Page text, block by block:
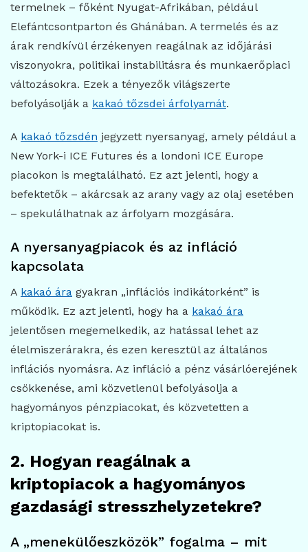
termelnek – főként Nyugat-Afrikában, például
Elefántcsontparton és Ghánában. A termelés és az
árak rendkívül érzékenyen reagálnak az időjárási
viszonyokra, politikai instabilitásra és munkaerőpiaci
változásokra. Ezek a tényezők világszerte
befolyásolják a kakaó tőzsdei árfolyamát.
A kakaó tőzsdén jegyzett nyersanyag, amely például a
New York-i ICE Futures és a londoni ICE Europe
piacokon is megtalálható. Ez azt jelenti, hogy a
befektetők – akárcsak az arany vagy az olaj esetében
– spekulálhatnak az árfolyam mozgására.
A nyersanyagpiacok és az infláció
kapcsolata
A kakaó ára gyakran „inflációs indikátorként” is
működik. Ez azt jelenti, hogy ha a kakaó ára
jelentősen megemelkedik, az hatással lehet az
élelmiszerárakra, és ezen keresztül az általános
inflációs nyomásra. Az infláció a pénz vásárlóerejének
csökkenése, ami közvetlenül befolyásolja a
hagyományos pénzpiacokat, és közvetetten a
kriptopiacokat is.
2. Hogyan reagálnak a
kriptopiacok a hagyományos
gazdasági stresszhelyzetekre?
A „menekülőeszközök” fogalma – mit